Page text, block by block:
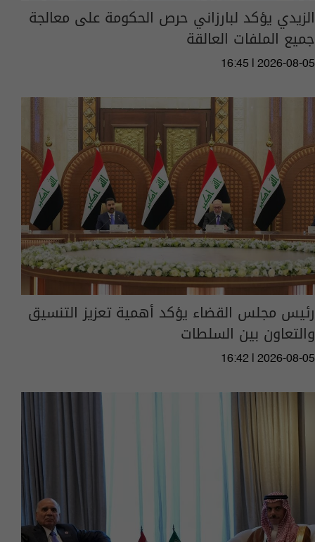
الزيدي يؤكد لبارزاني حرص الحكومة على معالجة
جميع الملفات العالقة
16:45 | 2026-08-05
رئيس مجلس القضاء يؤكد أهمية تعزيز التنسيق
والتعاون بين السلطات
16:42 | 2026-08-05